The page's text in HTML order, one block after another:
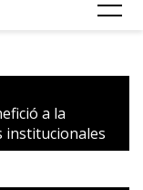
a la
institucionales